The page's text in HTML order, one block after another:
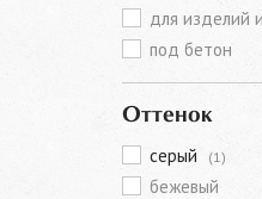
для изделий
под бетон
Оттенок
серый (1)
бежевый